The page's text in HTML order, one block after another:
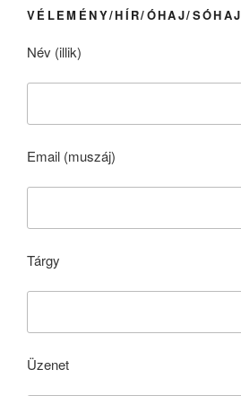
VÉLEMÉNY/HÍR/ÓHAJ/SÓHAJ
Név (illik)
Email (muszáj)
Tárgy
Üzenet